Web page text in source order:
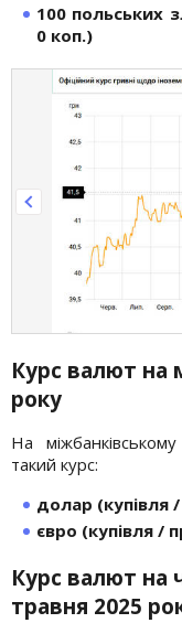
100 польських
0 коп.)
Курс валют на
року
На
такий курс:
долар (купівля
євро (купівля /
Курс валют на
травня 2025